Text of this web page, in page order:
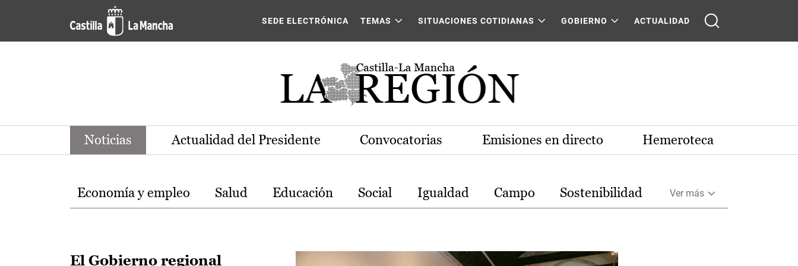
Pasar al contenido principal
Noticias de la región de Castilla-La Mancha
SEDE ELECTRÓNICA TEMAS SITUACIONES COTIDIANAS GOBIERNO ACTUALIDAD
Noticias Actualidad del Presidente Convocatorias Emisiones en directo Hemeroteca
Temas
Economía y empleo Salud Educación Social Igualdad Campo Sostenibilidad Ver más
El Gobierno regional